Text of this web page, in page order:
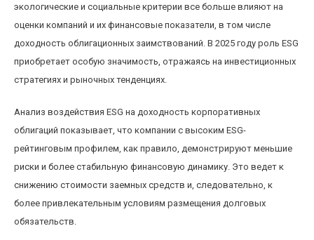
экологические и социальные критерии все больше влияют на
оценки компаний и их финансовые показатели, в том числе
доходность облигационных заимствований. В 2025 году роль ESG
приобретает особую значимость, отражаясь на инвестиционных
стратегиях и рыночных тенденциях.
Анализ воздействия ESG на доходность корпоративных
облигаций показывает, что компании с высоким ESG-
рейтинговым профилем, как правило, демонстрируют меньшие
риски и более стабильную финансовую динамику. Это ведет к
снижению стоимости заемных средств и, следовательно, к
более привлекательным условиям размещения долговых
обязательств.